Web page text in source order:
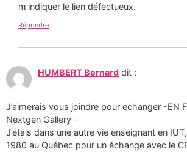
m’indiquer le lien défectueux.
Répondre
HUMBERT Bernard dit :
J’aimerais vous joindre pour echanger -EN
Nextgen Gallery –
J’étais dans une autre vie enseignant en
1980 au Québec pour un échange avec le